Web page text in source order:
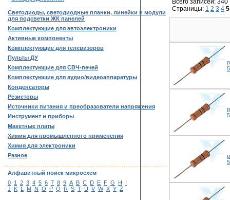
Светодиоды, светодиодные планки, линейки и модули
для подсветки ЖК панелей
Комплектующие для автоэлектроники
Активные компоненты
Комплектующие для телевизоров
Пульты ДУ
Комплектующие для СВЧ-печей
Комплектующие для аудио/видеоаппаратуры
Конденсаторы
Резисторы
Источники питания и преобразователи напряжения
Инструмент и приборы
Макетные платы
Химия для промышленного применения
Химия для электроники
Разное
Алфавитный поиск микросхем
0 1 2 3 4 5 6 7 8 9 A B C D E F G H
I
J
K L M N O P Q R S T U V W X Y Z
Всего записей: 340
Страницы: 1 2 3 4 5